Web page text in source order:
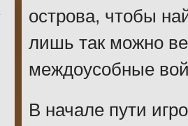
острова, чтобы
лишь так можно
междоусобные
В начале пути